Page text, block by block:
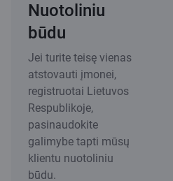
Nuotoliniu
būdu
Jei turite teisę vienas
atstovauti įmonei,
registruotai Lietuvos
Respublikoje,
pasinaudokite
galimybe tapti mūsų
klientu nuotoliniu
būdu.